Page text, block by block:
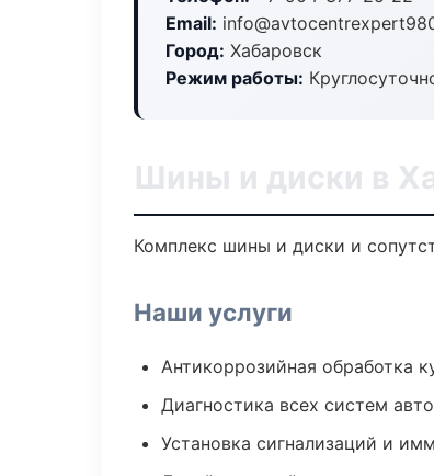
Email:
Город: Хабаровск
Режим работы:
Шины и диски в
Комплекс шины и диски и
Наши услуги
Антикоррозийная обработка
Диагностика всех систем
Установка сигнализаций и